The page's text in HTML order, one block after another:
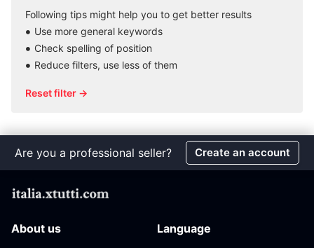
Following tips might help you to get better results
Use more general keywords
Check spelling of position
Reduce filters, use less of them
Reset filter →
Are you a professional seller? Create an account
About us Language